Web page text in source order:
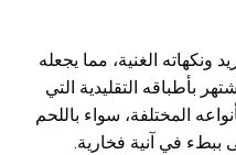
ونكهاته الغنية، مما يجعله
بأطباقه التقليدية التي
المختلفة، سواء باللحم
ببطء في آنية فخارية.